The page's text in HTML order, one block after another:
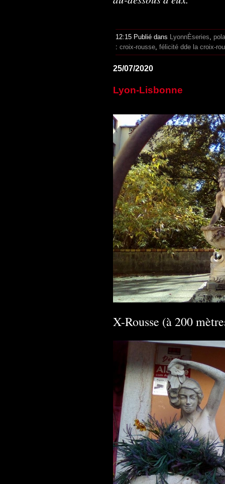
12:15 Publié dans LyonnÈseries
: croix-rousse félicité dde la croix-
25/07/2020
Lyon-Lisbonne
X-Rousse (à 200